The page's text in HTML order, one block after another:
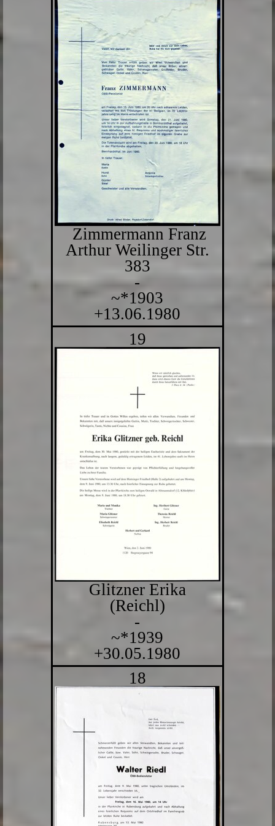
Zimmermann Franz
Arthur Weilinger Str.
383
-
~*1903
+13.06.1980
19
Glitzner Erika
(Reichl)
-
~*1939
+30.05.1980
18